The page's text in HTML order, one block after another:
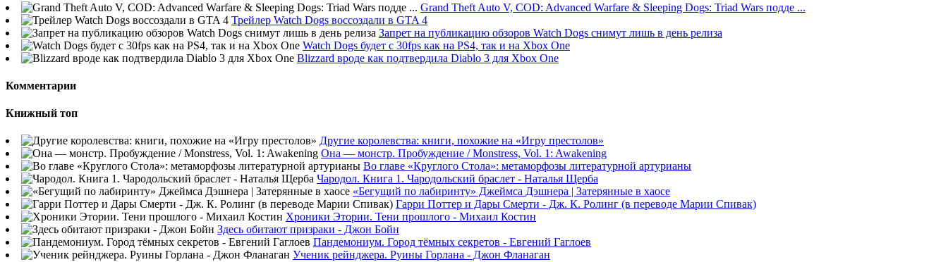
Grand Theft Auto V, COD: Advanced Warfare & Sleeping Dogs: Triad Wars подде ...
Трейлер Watch Dogs воссоздали в GTA 4
Запрет на публикацию обзоров Watch Dogs снимут лишь в день релиза
Watch Dogs будет с 30fps как на PS4, так и на Xbox One
Blizzard вроде как подтвердила Diablo 3 для Xbox One
Комментарии
Книжный топ
Другие королевства: книги, похожие на «Игру престолов»
Она — монстр. Пробуждение / Monstress, Vol. 1: Awakening
Во главе «Круглого Стола»: метаморфозы литературной артурианы
Чародол. Книга 1. Чародольский браслет - Наталья Щерба
«Бегущий по лабиринту» Джеймса Дэшнера | Затерянные в хаосе
Гарри Поттер и Дары Смерти - Дж. К. Ролинг (в переводе Марии Спивак)
Хроники Этории. Тени прошлого - Михаил Костин
Здесь обитают призраки - Джон Бойн
Пандемониум. Город тёмных секретов - Евгений Гаглоев
Ученик рейнджера. Руины Горлана - Джон Фланаган